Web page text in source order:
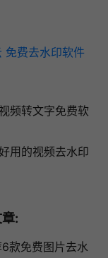
免费去水印软件
频转文字免费软
用的视频去水印
:
款免费图片去水